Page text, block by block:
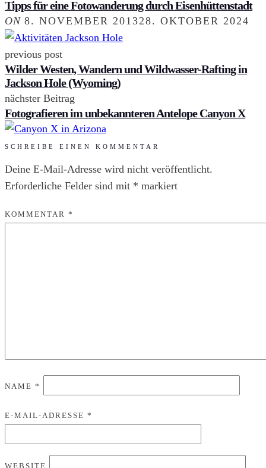
Tipps für eine Fotowanderung durch Eisenhüttenstadt
ON 8. NOVEMBER 201328. OKTOBER 2024
previous post
Wilder Westen, Wandern und Wildwasser-Rafting in
Jackson Hole (Wyoming)
nächster Beitrag
Fotografieren im unbekannteren Antelope Canyon X
SCHREIBE EINEN KOMMENTAR
Deine E-Mail-Adresse wird nicht veröffentlicht.
Erforderliche Felder sind mit * markiert
KOMMENTAR *
NAME *
E-MAIL-ADRESSE *
WEBSITE